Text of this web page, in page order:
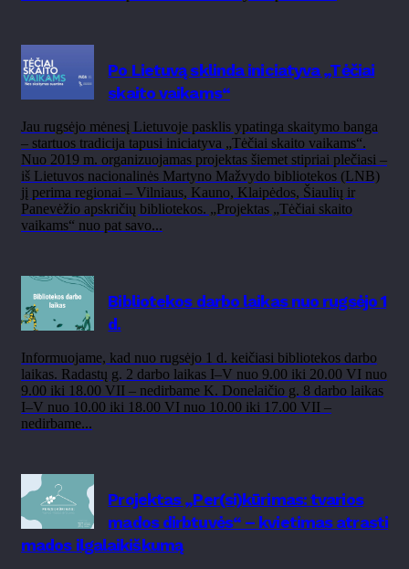
Po Lietuvą sklinda iniciatyva „Tėčiai
skaito vaikams“
Jau rugsėjo mėnesį Lietuvoje pasklis ypatinga skaitymo banga
– startuos tradicija tapusi iniciatyva „Tėčiai skaito vaikams“.
Nuo 2019 m. organizuojamas projektas šiemet stipriai plečiasi –
iš Lietuvos nacionalinės Martyno Mažvydo bibliotekos (LNB)
jį perima regionai – Vilniaus, Kauno, Klaipėdos, Šiaulių ir
Panevėžio apskričių bibliotekos. „Projektas „Tėčiai skaito
vaikams“ nuo pat savo...
Bibliotekos darbo laikas nuo rugsėjo 1
d.
Informuojame, kad nuo rugsėjo 1 d. keičiasi bibliotekos darbo
laikas. Radastų g. 2 darbo laikas I–V nuo 9.00 iki 20.00 VI nuo
9.00 iki 18.00 VII – nedirbame K. Donelaičio g. 8 darbo laikas
I–V nuo 10.00 iki 18.00 VI nuo 10.00 iki 17.00 VII –
nedirbame...
Projektas „Per(si)kūrimas: tvarios
mados dirbtuvės“ – kvietimas atrasti
mados ilgalaikiškumą